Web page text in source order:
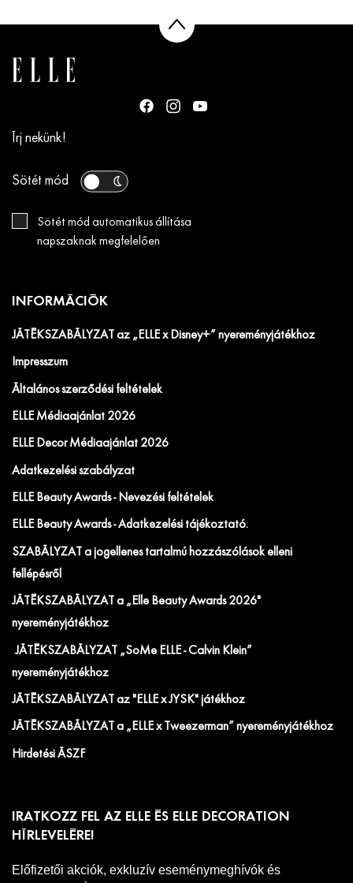
Írj nekünk!
Sötét mód
Sötét mód automatikus állítása
napszaknak megfelelően
INFORMÁCIÓK
JÁTÉKSZABÁLYZAT az „ELLE x Disney+” nyereményjátékhoz
Impresszum
Általános szerződési feltételek
ELLE Médiaajánlat 2026
ELLE Decor Médiaajánlat 2026
Adatkezelési szabályzat
ELLE Beauty Awards - Nevezési feltételek
ELLE Beauty Awards - Adatkezelési tájékoztató.
SZABÁLYZAT a jogellenes tartalmú hozzászólások elleni
fellépésről
JÁTÉKSZABÁLYZAT a „Elle Beauty Awards 2026"
nyereményjátékhoz
JÁTÉKSZABÁLYZAT „SoMe ELLE - Calvin Klein”
nyereményjátékhoz
JÁTÉKSZABÁLYZAT az "ELLE x JYSK" játékhoz
JÁTÉKSZABÁLYZAT a „ELLE x Tweezerman” nyereményjátékhoz
Hirdetési ÁSZF
IRATKOZZ FEL AZ ELLE ÉS ELLE DECORATION
HÍRLEVELÉRE!
Előfizetői akciók, exkluzív eseménymeghívók és